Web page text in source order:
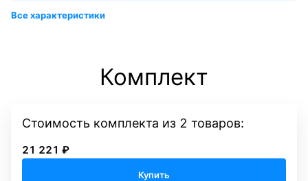
Комплект
Стоимость комплекта из 2 товаров:
21 221 ₽
Купить